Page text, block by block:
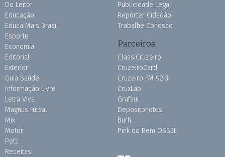
Do Leitor
Educação
Educa Mais Brasil
Esporte
Economia
Editorial
Exterior
Guia Saúde
Informação Livre
Letra Viva
Magnus Futsal
Mix
Motor
Pets
Receitas
Publicidade Legal
Repórter Cidadão
Trabalhe Conosco
Parceiros
ClassiCruzeiro
CruzeiroCard
Cruzeiro FM 92.3
CruxLab
Grafsul
Depositphotos
Burh
Pink do Bem OSSEL